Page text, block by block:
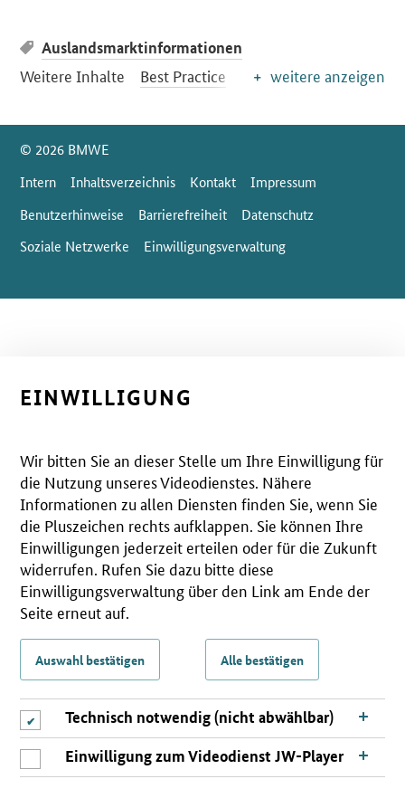
Auslandsmarktinformationen
Weitere Inhalte Best Practice weitere anzeigen
SrOnlyServicemenü
© 2026 BMWE
Intern
Inhaltsverzeichnis Kontakt
Impressum
Benutzerhinweise
Barrierefreiheit
Datenschutz
Soziale Netzwerke
Einwilligungsverwaltung
EINWILLIGUNG
Wir bitten Sie an dieser Stelle um Ihre Einwilligung für
die Nutzung unseres Videodienstes. Nähere
Informationen zu allen Diensten finden Sie, wenn Sie
die Pluszeichen rechts aufklappen. Sie können Ihre
Einwilligungen jederzeit erteilen oder für die Zukunft
widerrufen. Rufen Sie dazu bitte diese
Einwilligungsverwaltung über den Link am Ende der
Seite erneut auf.
Auswahl bestätigen Alle bestätigen
Technisch notwendig (nicht abwählbar)
Einwilligung zum Videodienst JW-Player